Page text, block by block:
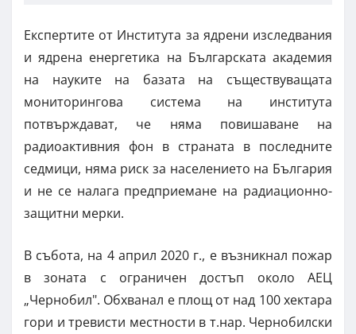
Експертите от Института за ядрени изследвания
и ядрена енергетика на Българската академия
на науките на базата на съществуващата
мониторингова система на института
потвърждават, че няма повишаване на
радиоактивния фон в страната в последните
седмици, няма риск за населението на България
и не се налага предприемане на радиационно-
защитни мерки.
В събота, на 4 април 2020 г., е възникнал пожар
в зоната с ограничен достъп около АЕЦ
„Чернобил". Обхванал е площ от над 100 хектара
гори и тревисти местности в т.нар. Чернобилски